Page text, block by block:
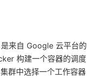
来自 Google 云平台的
构建一个容器的调度
群中选择一个工作容器